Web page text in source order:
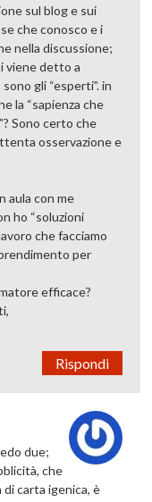
sul blog e sui
che conosco e i
nella discussione;
viene detto a
gli “esperti”. in
la “sapienza che
Sono certo che
osservazione e
aula con me
ho “soluzioni
che facciamo
per
efficace?
Rispondi
due;
che
carta igenica, è